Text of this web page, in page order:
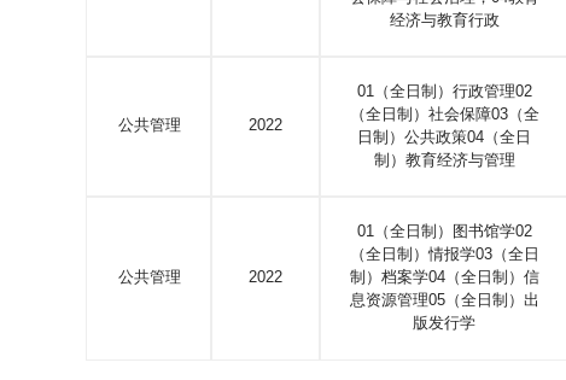
经济与教育行政
公共管理 2022
01（全日制）行政管理02
（全日制）社会保障03（全
日制）公共政策04（全日
制）教育经济与管理
公共管理 2022
01（全日制）图书馆学02
（全日制）情报学03（全日
制）档案学04（全日制）信
息资源管理05（全日制）出
版发行学